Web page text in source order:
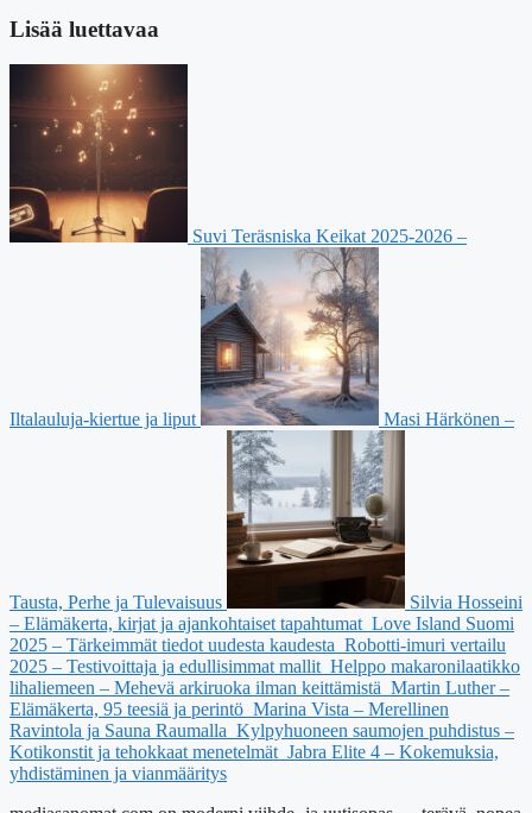
Lisää luettavaa
Suvi Teräsniska Keikat 2025-2026 –
Iltalauluja-kiertue ja liput Masi Härkönen –
Tausta, Perhe ja Tulevaisuus
Silvia Hosseini
– Elämäkerta, kirjat ja ajankohtaiset tapahtumat Love Island Suomi
2025 – Tärkeimmät tiedot uudesta kaudesta Robotti-imuri vertailu
2025 – Testivoittaja ja edullisimmat mallit Helppo makaronilaatikko
lihaliemeen – Mehevä arkiruoka ilman keittämistä Martin Luther –
Elämäkerta, 95 teesiä ja perintö Marina Vista – Merellinen
Ravintola ja Sauna Raumalla Kylpyhuoneen saumojen puhdistus –
Kotikonstit ja tehokkaat menetelmät Jabra Elite 4 – Kokemuksia,
yhdistäminen ja vianmääritys